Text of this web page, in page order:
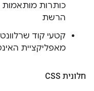
הרשת
קטעי קוד
מאפליקציית
חלונית CSS